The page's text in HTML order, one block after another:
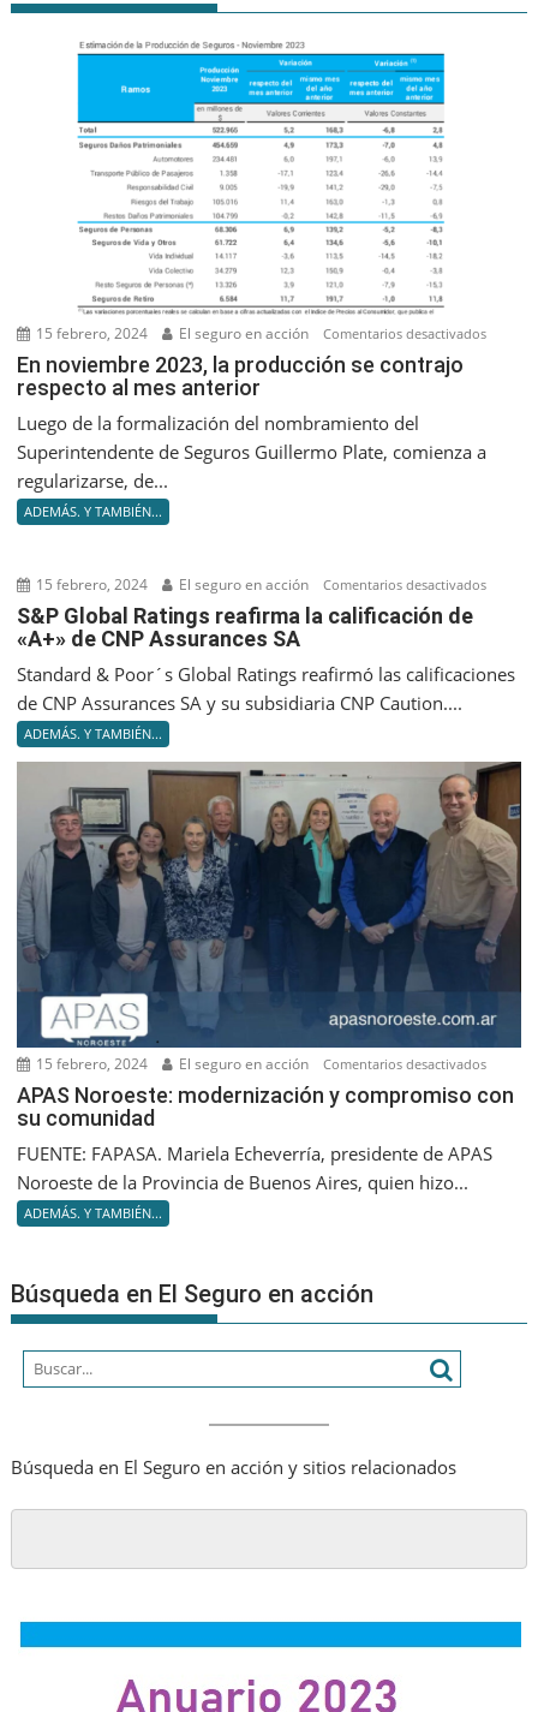
15 febrero, 2024 El seguro en acción Comentarios desactivadosen
En noviembre 2023, la producción se contrajo
respecto al mes anterior
Luego de la formalización del nombramiento del
Superintendente de Seguros Guillermo Plate, comienza a
regularizarse, de...
ADEMÁS. Y TAMBIÉN...
15 febrero, 2024 El seguro en acción Comentarios desactivadosen
de
de
CNP
S&P Global Ratings reafirma la calificación de
«A+» de CNP Assurances SA
Standard & Poor´s Global Ratings reafirmó las calificaciones
de CNP Assurances SA y su subsidiaria CNP Caution....
ADEMÁS. Y TAMBIÉN...
15 febrero, 2024 El seguro en acción Comentarios desactivadosen
APAS
APAS Noroeste: modernización y compromiso con
su comunidad
FUENTE: FAPASA. Mariela Echeverría, presidente de APAS
Noroeste de la Provincia de Buenos Aires, quien hizo...
ADEMÁS. Y TAMBIÉN...
Búsqueda en El Seguro en acción
Búsqueda en El Seguro en acción y sitios relacionados